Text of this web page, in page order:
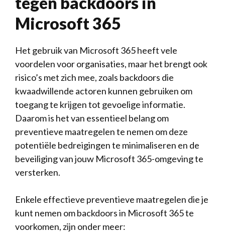
Microsoft 365
Het⁢ gebruik‌ van Microsoft 365 ⁤heeft ‌vele
⁣voordelen voor organisaties, maar ⁤het brengt ‌ook
risico’s ⁢met zich mee,⁢ zoals ⁤backdoors⁢ die
kwaadwillende actoren kunnen gebruiken⁤ om
toegang te krijgen tot gevoelige informatie.⁢
Daarom is⁣ het van ⁤essentieel ‍belang om
preventieve maatregelen ‍te nemen om deze ​
potentiële⁢ bedreigingen te minimaliseren‍ en de
beveiliging van jouw Microsoft ‌365-omgeving⁤ te
versterken.
Enkele⁤ effectieve ‌preventieve⁤ maatregelen‌ die⁣ je
kunt‍ nemen om ⁤backdoors in Microsoft ‍365 ⁤te⁣
voorkomen, zijn ‍onder meer: